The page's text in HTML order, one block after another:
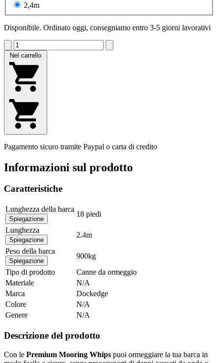
2,4m
Disponibile. Ordinato oggi, consegniamo entro 3-5 giorni lavorativi
Nel carrello
Pagamento sicuro tramite Paypal o carta di credito
Informazioni sul prodotto
Caratteristiche
Lunghezza della barca
Spiegazione
18 piedi
Lunghezza
Spiegazione
2.4m
Peso della barca
Spiegazione
900kg
Tipo di prodotto
Canne da ormeggio
Materiale
N/A
Marca
Dockedge
Colore
N/A
Genere
N/A
Descrizione del prodotto
Con le Premium Mooring Whips puoi ormeggiare la tua barca in